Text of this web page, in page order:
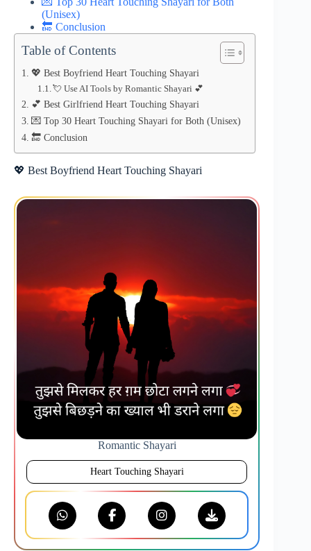
(Unisex)
🔚 Conclusion
Table of Contents
💖 Best Boyfriend Heart Touching Shayari
💘 Use AI Tools by Romantic Shayari 💕
💕 Best Girlfriend Heart Touching Shayari
💌 Top 30 Heart Touching Shayari for Both (Unisex)
🔚 Conclusion
💖 Best Boyfriend Heart Touching Shayari
Romantic Shayari
Heart Touching Shayari